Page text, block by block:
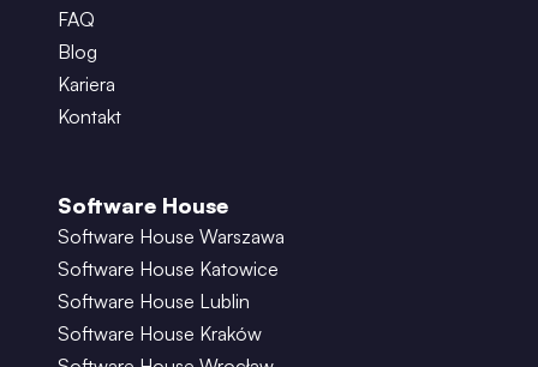
FAQ
Blog
Kariera
Kontakt
Software House
Software House Warszawa
Software House Katowice
Software House Lublin
Software House Kraków